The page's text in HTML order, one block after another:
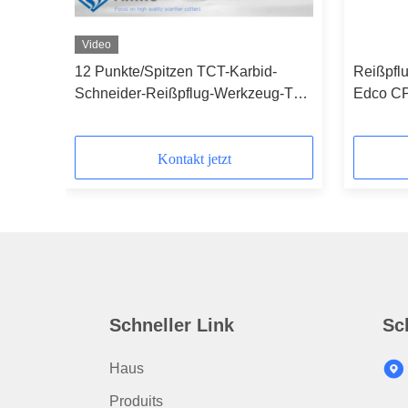
Video
12 Punkte/Spitzen TCT-Karbid-
Schneider-Reißpflug-Werkzeug-Teil-
Kontakt jetzt
Edco
Schneller Link
Haus
Produits